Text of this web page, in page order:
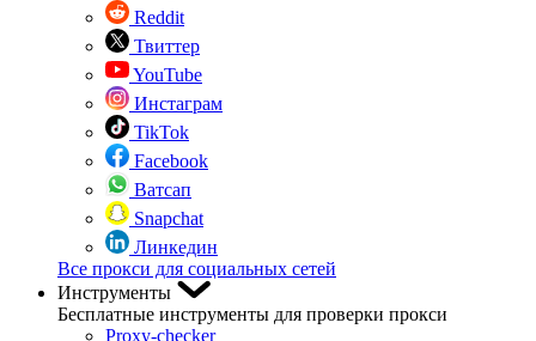
Reddit
Твиттер
YouTube
Инстаграм
TikTok
Facebook
Ватсап
Snapchat
Линкедин
Все прокси для социальных сетей
Инструменты
Бесплатные инструменты для проверки прокси
Proxy-checker